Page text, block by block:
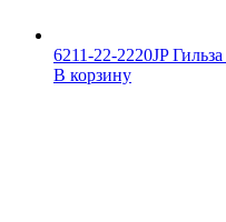
6211-22-2220JP Гильза
В корзину